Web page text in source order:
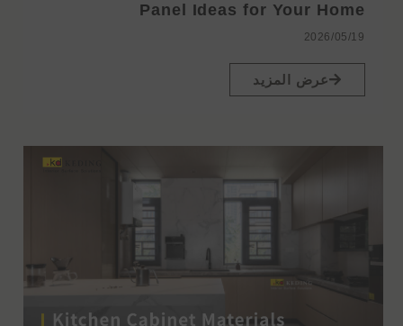
Panel Ideas for Your Home
2026/05/19
عرض المزيد